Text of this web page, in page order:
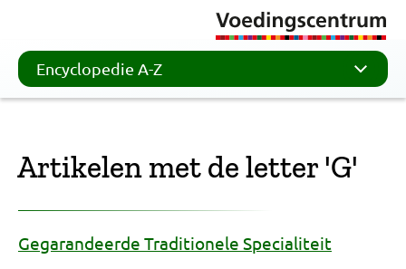
Encyclopedie A-Z
Artikelen met de letter 'G'
Gegarandeerde Traditionele Specialiteit